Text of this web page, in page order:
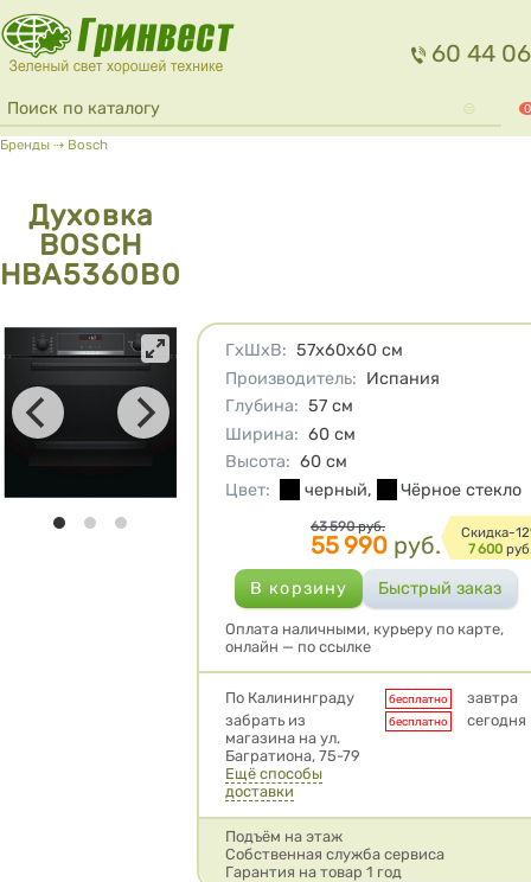
Перейти к основному содержанию
60 44 06
Форма поиска
Поиск 0
Вы здесь
Бренды ⇢ Bosch
Духовка
BOSCH
HBA5360B0
Характеристики
ГхШхВ: 57х60х60 см
Производитель: Испания
Глубина: 57 см
Ширина: 60 см
Высота: 60 см
Цвет: черный,
Чёрное стекло
Цена
63 590 руб.
55 990 руб. Cкидка-
7 600
Оплата наличными, курьеру по карте,
онлайн — по ссылке
Условия доставки
По Калининграду бесплатно
завтра
забрать из
магазина на ул.
Багратиона, 75-79
бесплатно сегодня
Ещё способы
доставки
Подъём на этаж
Собственная служба сервиса
Гарантия на товар 1 год